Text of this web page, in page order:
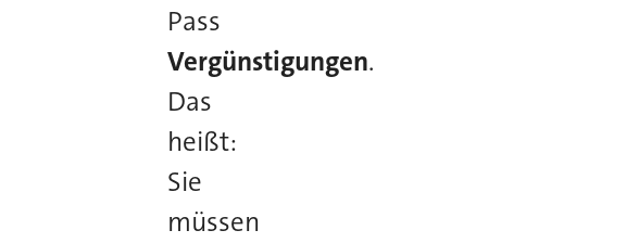
Pass
Vergünstigungen.
Das
heißt:
Sie
müssen